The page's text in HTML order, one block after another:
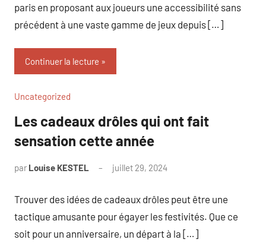
paris en proposant aux joueurs une accessibilité sans
précédent à une vaste gamme de jeux depuis […]
Continuer la lecture
Uncategorized
Les cadeaux drôles qui ont fait
sensation cette année
par Louise KESTEL juillet 29, 2024
Trouver des idées de cadeaux drôles peut être une
tactique amusante pour égayer les festivités. Que ce
soit pour un anniversaire, un départ à la […]